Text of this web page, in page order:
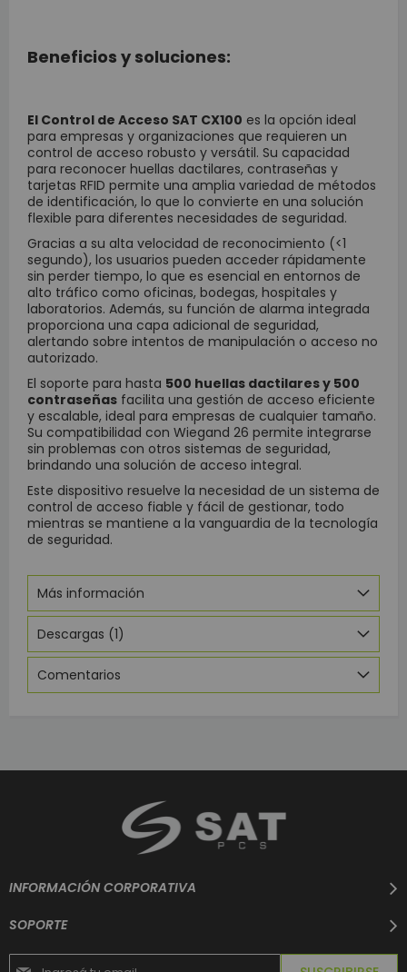
Beneficios y soluciones:
El Control de Acceso SAT CX100 es la opción ideal
para empresas y organizaciones que requieren un
control de acceso robusto y versátil. Su capacidad
para reconocer huellas dactilares, contraseñas y
tarjetas RFID permite una amplia variedad de métodos
de identificación, lo que lo convierte en una solución
flexible para diferentes necesidades de seguridad.
Gracias a su alta velocidad de reconocimiento (<1
segundo), los usuarios pueden acceder rápidamente
sin perder tiempo, lo que es esencial en entornos de
alto tráfico como oficinas, bodegas, hospitales y
laboratorios. Además, su función de alarma integrada
proporciona una capa adicional de seguridad,
alertando sobre intentos de manipulación o acceso no
autorizado.
El soporte para hasta 500 huellas dactilares y 500
contraseñas facilita una gestión de acceso eficiente
y escalable, ideal para empresas de cualquier tamaño.
Su compatibilidad con Wiegand 26 permite integrarse
sin problemas con otros sistemas de seguridad,
brindando una solución de acceso integral.
Este dispositivo resuelve la necesidad de un sistema de
control de acceso fiable y fácil de gestionar, todo
mientras se mantiene a la vanguardia de la tecnología
de seguridad.
Más información
Descargas (1)
Comentarios
INFORMACIÓN CORPORATIVA
SOPORTE
Suscríbase